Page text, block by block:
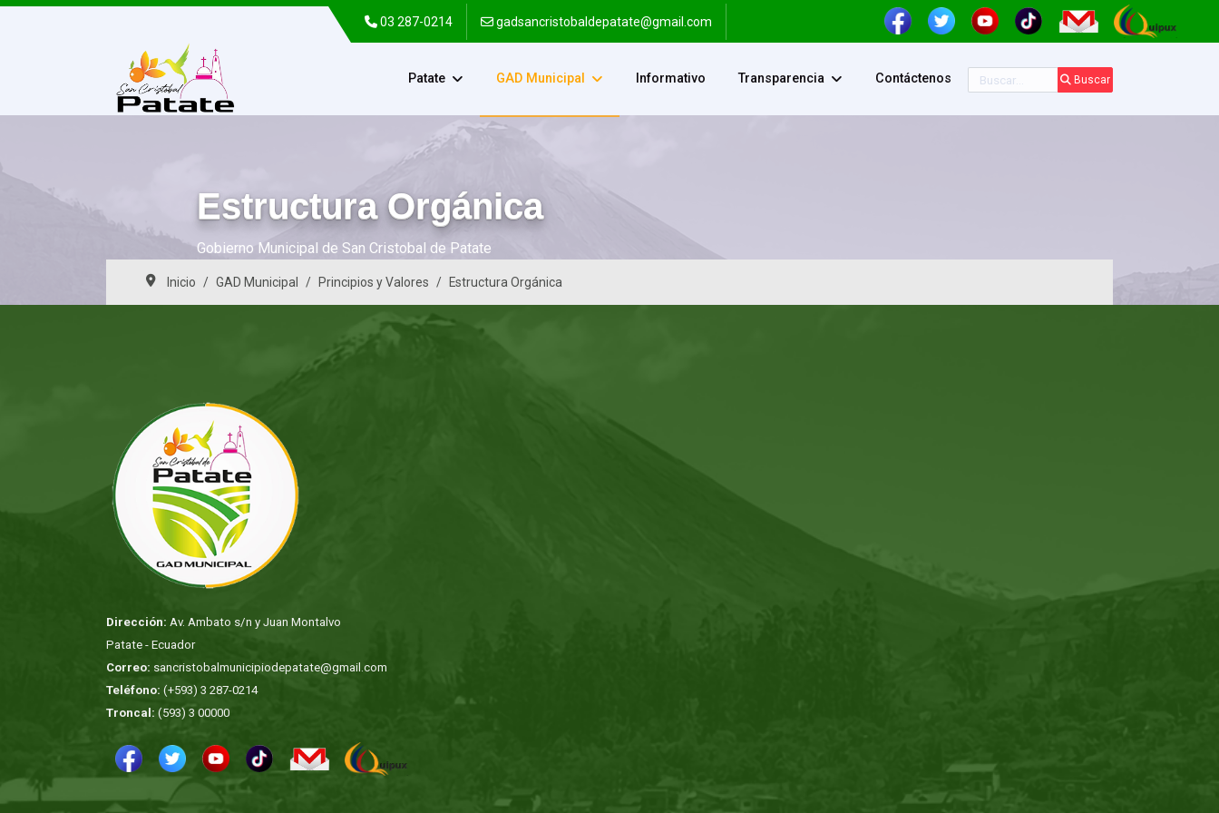
03 287-0214 gadsancristobaldepatate@gmail.com
Patate GAD Municipal Informativo Transparencia Contáctenos Buscar Buscar
Estructura Orgánica
Gobierno Municipal de San Cristobal de Patate
Inicio GAD Municipal Principios y Valores Estructura Orgánica
Dirección: Av. Ambato s/n y Juan Montalvo
Patate - Ecuador
Correo: sancristobalmunicipiodepatate@gmail.com
Teléfono: (+593) 3 287-0214
Troncal: (593) 3 00000